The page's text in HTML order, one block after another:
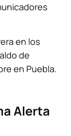
en los
de
en Puebla.
Alerta